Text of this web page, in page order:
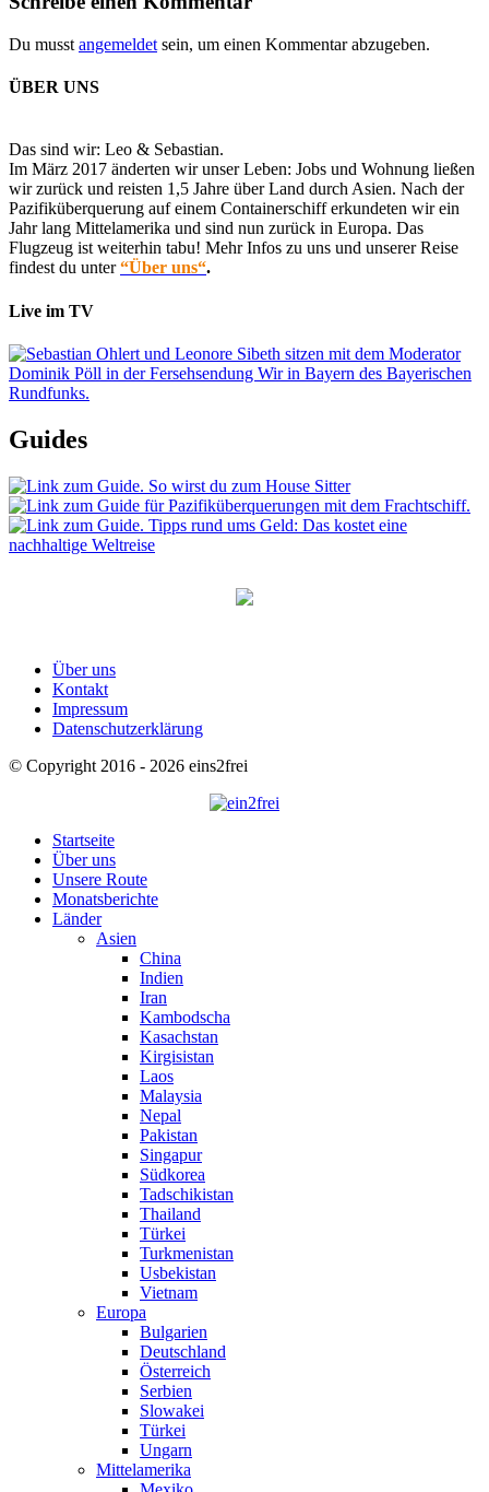
Du musst angemeldet sein, um einen Kommentar abzugeben.
ÜBER UNS
Das sind wir: Leo & Sebastian.
Im März 2017 änderten wir unser Leben: Jobs und Wohnung ließen
wir zurück und reisten 1,5 Jahre über Land durch Asien. Nach der
Pazifiküberquerung auf einem Containerschiff erkundeten wir ein
Jahr lang Mittelamerika und sind nun zurück in Europa. Das
Flugzeug ist weiterhin tabu! Mehr Infos zu uns und unserer Reise
findest du unter“Über uns“.
Live im TV
Guides
Über uns
Kontakt
Impressum
Datenschutzerklärung
© Copyright 2016 - 2026 eins2frei
Startseite
Über uns
Unsere Route
Monatsberichte
Länder
Asien
China
Indien
Iran
Kambodscha
Kasachstan
Kirgisistan
Laos
Malaysia
Nepal
Pakistan
Singapur
Südkorea
Tadschikistan
Thailand
Türkei
Turkmenistan
Usbekistan
Vietnam
Europa
Bulgarien
Deutschland
Österreich
Serbien
Slowakei
Türkei
Ungarn
Mittelamerika